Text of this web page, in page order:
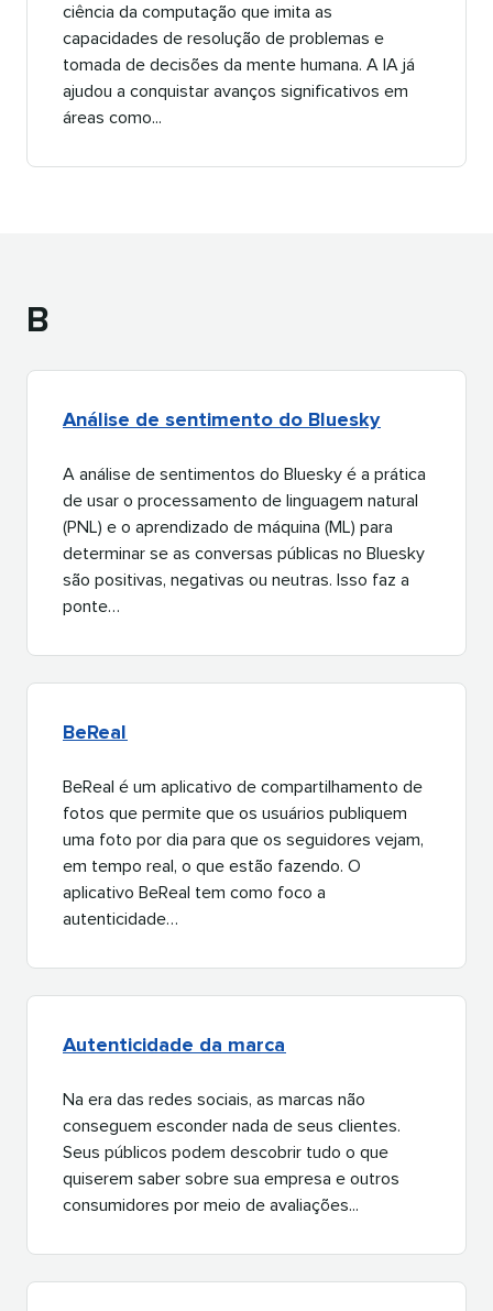
ciência da computação que imita as
capacidades de resolução de problemas e
tomada de decisões da mente humana. A IA já
ajudou a conquistar avanços significativos em
áreas como...​​
B​​
Análise de sentimento do Bluesky​​
A análise de sentimentos do Bluesky é a prática
de usar o processamento de linguagem natural
(PNL) e o aprendizado de máquina (ML) para
determinar se as conversas públicas no Bluesky
são positivas, negativas ou neutras. Isso faz a
ponte…​​
BeReal​​
BeReal é um aplicativo de compartilhamento de
fotos que permite que os usuários publiquem
uma foto por dia para que os seguidores vejam,
em tempo real, o que estão fazendo. O
aplicativo BeReal tem como foco a
autenticidade…​​
Autenticidade da marca​​
Na era das redes sociais, as marcas não
conseguem esconder nada de seus clientes.
Seus públicos podem descobrir tudo o que
quiserem saber sobre sua empresa e outros
consumidores por meio de avaliações...​​